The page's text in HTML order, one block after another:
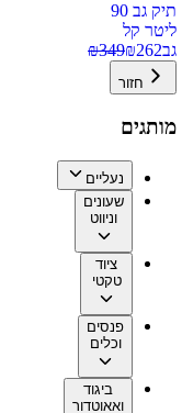
תיק גב 90
ליטר קל
גב
₪262
₪349
חזור
מותגים
נעליים
שעונים
וניווט
ציוד
טקטי
פנסים
וכלים
ביגוד
ואאוטדור